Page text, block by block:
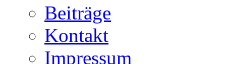
Beiträge
Kontakt
Impressum